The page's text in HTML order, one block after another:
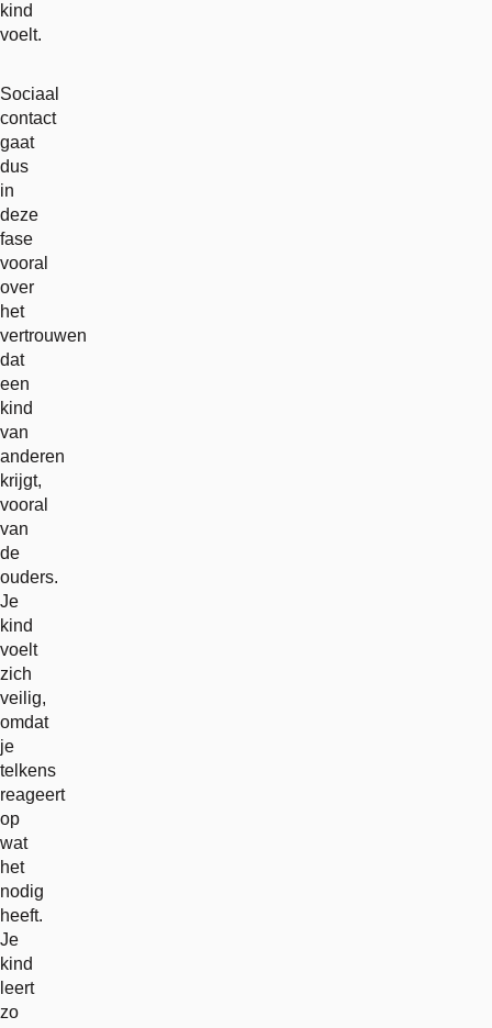
kind
voelt.
Sociaal
contact
gaat
dus
in
deze
fase
vooral
over
het
vertrouwen
dat
een
kind
van
anderen
krijgt,
vooral
van
de
ouders.
Je
kind
voelt
zich
veilig,
omdat
je
telkens
reageert
op
wat
het
nodig
heeft.
Je
kind
leert
zo